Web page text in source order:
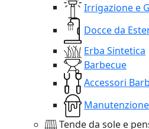
Irrigazione e
Docce da
Erba Sintetica
Barbecue
Accessori
Tende da sole e